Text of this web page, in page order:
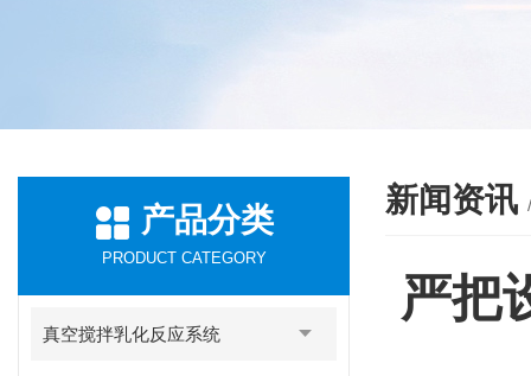
产品分类
PRODUCT CATEGORY
真空搅拌乳化反应系统
新闻资讯
严把